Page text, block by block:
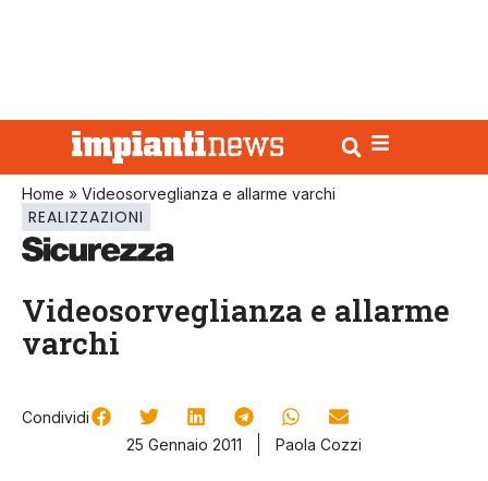
Home » Videosorveglianza e allarme varchi
REALIZZAZIONI
Videosorveglianza e allarme
varchi
Condividi
25 Gennaio 2011
Paola Cozzi